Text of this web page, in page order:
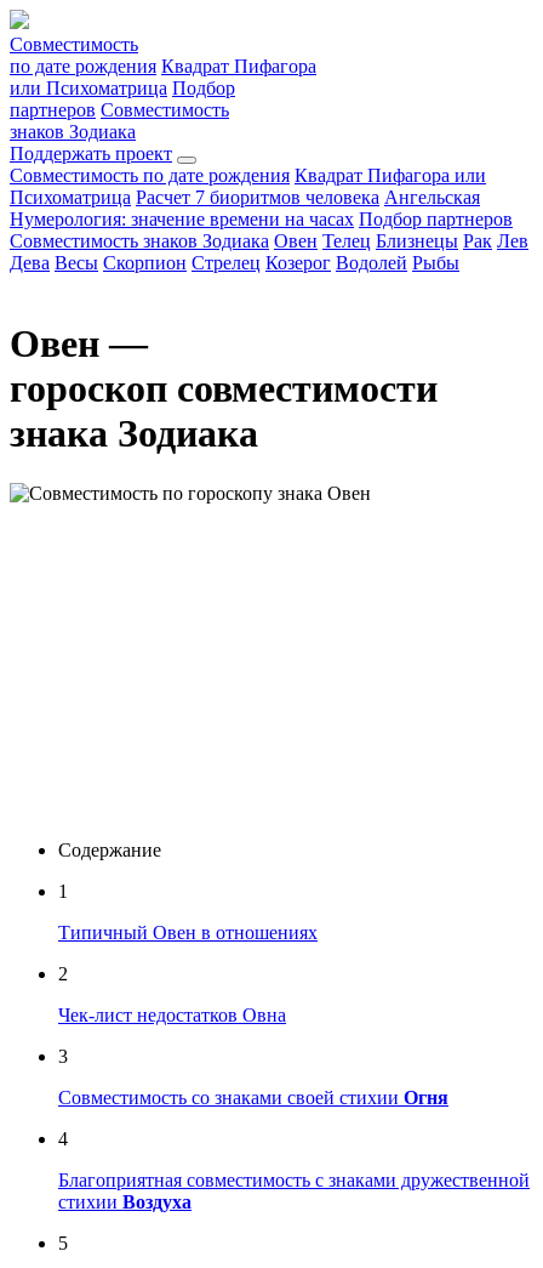
Совместимость
по дате рождения Квадрат Пифагора
или Психоматрица Подбор
партнеров Совместимость
знаков Зодиака
Поддержать проект
Совместимость по дате рождения Квадрат Пифагора или
Психоматрица Расчет 7 биоритмов человека Ангельская
Нумерология: значение времени на часах Подбор партнеров
Совместимость знаков Зодиака Овен Телец Близнецы Рак Лев
Дева Весы Скорпион Стрелец Козерог Водолей Рыбы
Овен —
гороскоп совместимости
знака Зодиака
Содержание
1
Типичный Овен в отношениях
2
Чек-лист недостатков Овна
3
Совместимость со знаками своей стихии Огня
4
Благоприятная совместимость с знаками дружественной
стихии Воздуха
5